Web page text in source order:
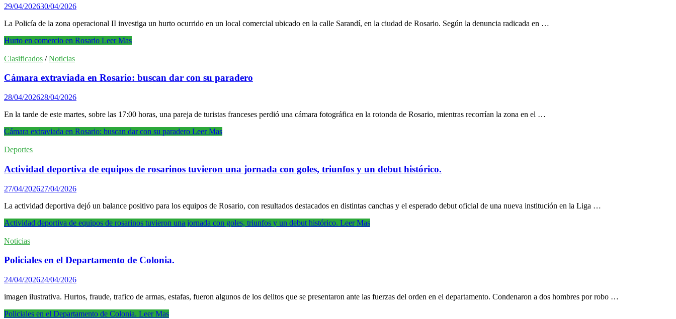
29/04/202630/04/2026
La Policía de la zona operacional II investiga un hurto ocurrido en un local comercial ubicado en la calle Sarandí, en la ciudad de Rosario. Según la denuncia radicada en …
Hurto en comercio en Rosario Leer Mas
Clasificados /Noticias
Cámara extraviada en Rosario: buscan dar con su paradero
28/04/202628/04/2026
En la tarde de este martes, sobre las 17:00 horas, una pareja de turistas franceses perdió una cámara fotográfica en la rotonda de Rosario, mientras recorrían la zona en el …
Cámara extraviada en Rosario: buscan dar con su paradero Leer Mas
Deportes
Actividad deportiva de equipos de rosarinos tuvieron una jornada con goles, triunfos y un debut histórico.
27/04/202627/04/2026
La actividad deportiva dejó un balance positivo para los equipos de Rosario, con resultados destacados en distintas canchas y el esperado debut oficial de una nueva institución en la Liga …
Actividad deportiva de equipos de rosarinos tuvieron una jornada con goles, triunfos y un debut histórico. Leer Mas
Noticias
Policiales en el Departamento de Colonia.
24/04/202624/04/2026
imagen ilustrativa. Hurtos, fraude, trafico de armas, estafas, fueron algunos de los delitos que se presentaron ante las fuerzas del orden en el departamento. Condenaron a dos hombres por robo …
Policiales en el Departamento de Colonia. Leer Mas